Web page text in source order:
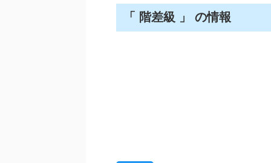
「 階差級 」 の情報